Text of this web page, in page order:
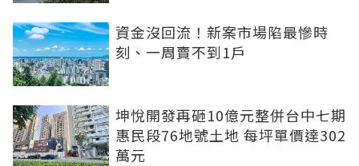
資金沒回流！新案市場陷最慘時
刻、一周賣不到1戶
坤悅開發再砸10億元整併台中七期
惠民段76地號土地 每坪單價達302
萬元